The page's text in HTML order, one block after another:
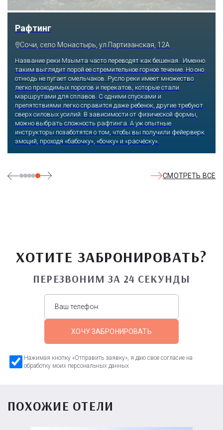
Скайпарк
Сочи, с. Казачий брод, ул. Краснофлотская, 54а
Побороться со страхом высоты и набраться массу впечатлений
получится, если отправиться по самому длинному подвесному
пешеходному мосту, который буквально парит в воздухе на
высоте 218 метров над землей. Отсюда открываются виды на
Ахштырское ущелье и заснеженные Кавказские горы. Те, кто
посмелее, прыгают на резинке с 207 или 69 метров, катаются
на скоростном троллее. Остудить экстремальный пыл
помогает уютная атмосфера ресторана.
СМОТРЕТЬ ВСЕ
ХОТИТЕ ЗАБРОНИРОВАТЬ?
ПЕРЕЗВОНИМ ЗА 24 СЕКУНДЫ
ХОЧУ ЗАБРОНИРОВАТЬ
Нажимая кнопку «Отправить заявку», я даю свое согласие на
обработку моих персональных данных
ПОХОЖИЕ ОТЕЛИ